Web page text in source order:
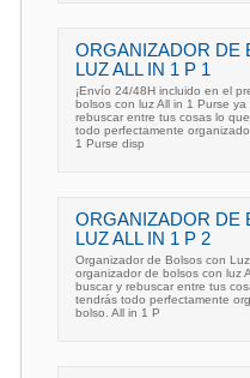
ORGANIZADOR DE
LUZ ALL IN 1 P 1
¡Envío 24/48H incluido en el
bolsos con luz All in 1 Purse
rebuscar entre tus cosas lo
todo perfectamente
1 Purse disp
ORGANIZADOR DE
LUZ ALL IN 1 P 2
Organizador de Bolsos con
organizador de bolsos con luz
buscar y rebuscar entre tus
tendrás todo perfectamente
bolso. All in 1 P